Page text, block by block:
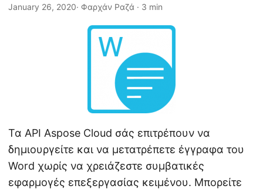
January 26, 2020· Φαρχάν Ραζά · 3 min
Τα API Aspose Cloud σάς επιτρέπουν να
δημιουργείτε και να μετατρέπετε έγγραφα του
Word χωρίς να χρειάζεστε συμβατικές
εφαρμογές επεξεργασίας κειμένου. Μπορείτε